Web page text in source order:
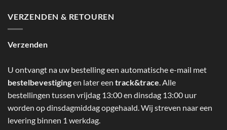
VERZENDEN & RETOUREN
Verzenden
U ontvangt na uw bestelling een automatische e-mail met
bestelbevestigingen later een track&trace. Alle
bestellingen tussen vrijdag 13:00 en dinsdag 13:00 uur
worden op dinsdagmiddag opgehaald. Wij streven naar een
levering binnen 1 werkdag.